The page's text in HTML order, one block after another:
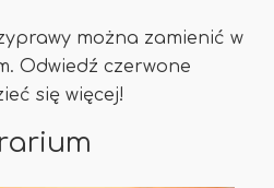
można zamienić w
Odwiedź czerwone
się więcej!